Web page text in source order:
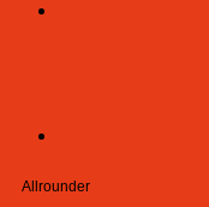
Allrounder